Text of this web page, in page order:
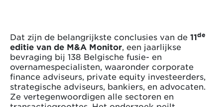
Dat zijn de belangrijkste conclusies van de 11de
editie van de M&A Monitor, een jaarlijkse
bevraging bij 138 Belgische fusie- en
overnamespecialisten, waaronder corporate
finance adviseurs, private equity investeerders,
strategische adviseurs, bankiers, en advocaten.
Ze vertegenwoordigen alle sectoren en